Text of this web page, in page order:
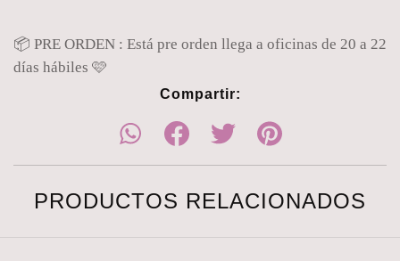
📦 PRE ORDEN : Está pre orden llega a oficinas de 20 a 22
días hábiles 🩷
Compartir:
PRODUCTOS RELACIONADOS